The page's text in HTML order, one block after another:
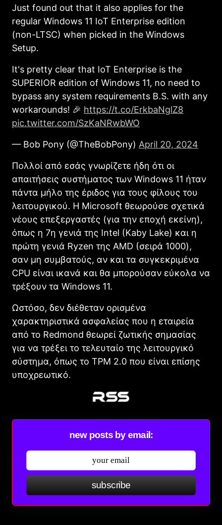
Just found out that it also applies for the
regular Windows 11 IoT Enterprise edition
(non-LTSC) when picked in the Windows
Setup.
It's pretty clear that IoT Enterprise is the
SUPERIOR edition of Windows 11, no need to
bypass any system requirements B.S. with any
workarounds! 🎉 https://t.co/ErkbaNglZ8
pic.twitter.com/SzKaNRwbWO
— Bob Pony (@TheBobPony) April 20, 2024
Πολλοί από εσάς γνωρίζετε ήδη ότι οι
απαιτήσεις συστήματος των Windows 11 ήταν
πάντα μήλο της έριδος για τους φίλους του
λειτουργικού. H Microsoft θεωρούσε σχετικά
νέους επεξεργαστές (για την εποχή εκείνη),
όπως η 7η γενιά της Intel (Kaby Lake) και η
πρώτη γενιά Ryzen της AMD (σειρά 1000),
σαν μη συμβατούς, αν και τα συγκεκριμένα
CPU είναι ικανά και θα μπορούσαν εύκολα να
τρέξουν τα Windows 11.
Ωστόσο, δεν διέθεταν ορισμένα
χαρακτηριστικά ασφαλείας που η εταιρεία
από το Redmond θεωρεί ζωτικής σημασίας
για να τρέξει το τελευταίο της λειτουργικό
σύστημα, όπως το TPM 2.0 που είναι επίσης
υποχρεωτικό.
new posts by email:
subscribe